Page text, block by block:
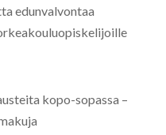
edunvalvontaa
kopo-sopassa –